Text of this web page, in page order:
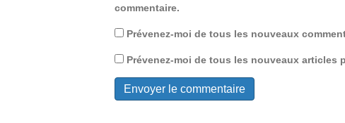
commentaire.
Prévenez-moi de tous les nouveaux
Prévenez-moi de tous les nouveaux articles